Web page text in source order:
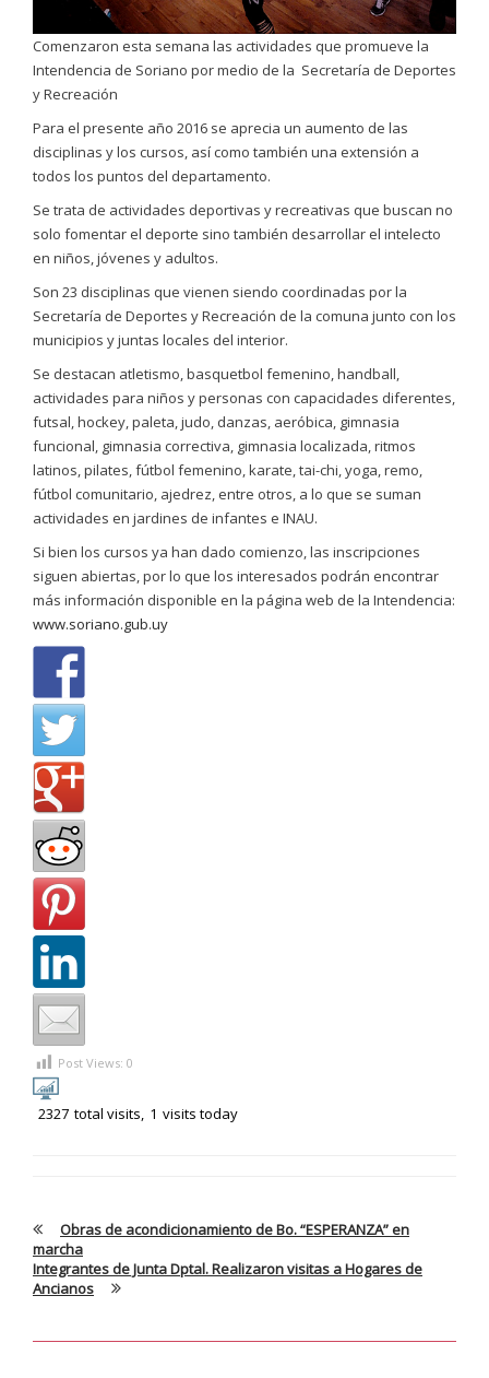
Comenzaron esta semana las actividades que promueve la
Intendencia de Soriano por medio de la Secretaría de Deportes
y Recreación
Para el presente año 2016 se aprecia un aumento de las
disciplinas y los cursos, así como también una extensión a
todos los puntos del departamento.
Se trata de actividades deportivas y recreativas que buscan no
solo fomentar el deporte sino también desarrollar el intelecto
en niños, jóvenes y adultos.
Son 23 disciplinas que vienen siendo coordinadas por la
Secretaría de Deportes y Recreación de la comuna junto con los
municipios y juntas locales del interior.
Se destacan atletismo, basquetbol femenino, handball,
actividades para niños y personas con capacidades diferentes,
futsal, hockey, paleta, judo, danzas, aeróbica, gimnasia
funcional, gimnasia correctiva, gimnasia localizada, ritmos
latinos, pilates, fútbol femenino, karate, tai-chi, yoga, remo,
fútbol comunitario, ajedrez, entre otros, a lo que se suman
actividades en jardines de infantes e INAU.
Si bien los cursos ya han dado comienzo, las inscripciones
siguen abiertas, por lo que los interesados podrán encontrar
más información disponible en la página web de la Intendencia:
www.soriano.gub.uy
Post Views: 0
2327 total visits, 1 visits today
Obras de acondicionamiento de Bo. “ESPERANZA” en
marcha
Integrantes de Junta Dptal. Realizaron visitas a Hogares de
Ancianos